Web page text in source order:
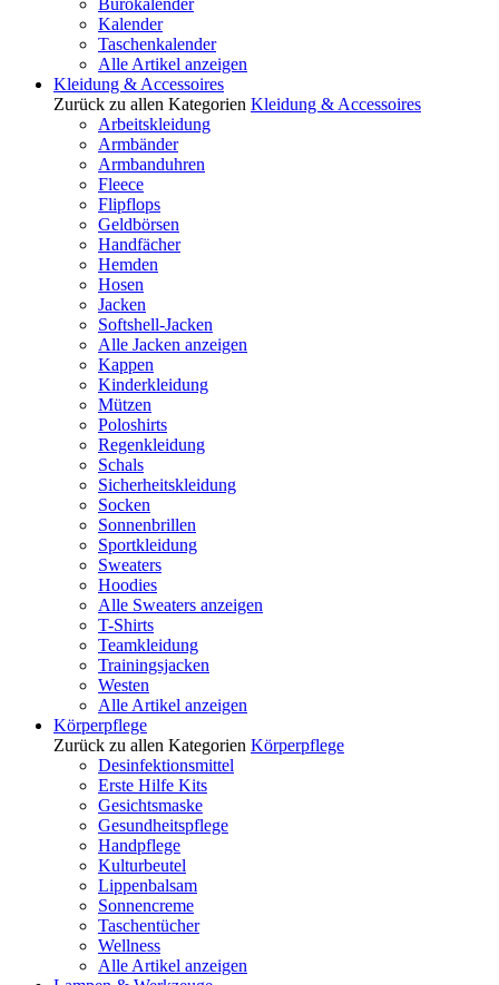
Bürokalender
Kalender
Taschenkalender
Alle Artikel anzeigen
Kleidung & Accessoires
Zurück zu allen Kategorien Kleidung & Accessoires
Arbeitskleidung
Armbänder
Armbanduhren
Fleece
Flipflops
Geldbörsen
Handfächer
Hemden
Hosen
Jacken
Softshell-Jacken
Alle Jacken anzeigen
Kappen
Kinderkleidung
Mützen
Poloshirts
Regenkleidung
Schals
Sicherheitskleidung
Socken
Sonnenbrillen
Sportkleidung
Sweaters
Hoodies
Alle Sweaters anzeigen
T-Shirts
Teamkleidung
Trainingsjacken
Westen
Alle Artikel anzeigen
Körperpflege
Zurück zu allen Kategorien Körperpflege
Desinfektionsmittel
Erste Hilfe Kits
Gesichtsmaske
Gesundheitspflege
Handpflege
Kulturbeutel
Lippenbalsam
Sonnencreme
Taschentücher
Wellness
Alle Artikel anzeigen